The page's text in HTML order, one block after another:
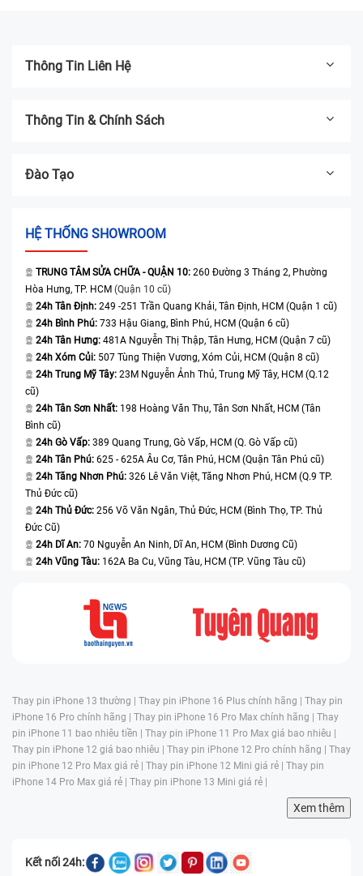
Thông Tin Liên Hệ
Thông Tin & Chính Sách
Đào Tạo
HỆ THỐNG SHOWROOM
TRUNG TÂM SỬA CHỮA - QUẬN 10: 260 Đường 3 Tháng 2, Phường
Hòa Hưng, TP. HCM (Quận 10 cũ)
24h Tân Định: 249 -251 Trần Quang Khải, Tân Định, HCM (Quận 1 cũ)
24h Bình Phú: 733 Hậu Giang, Bình Phú, HCM (Quận 6 cũ)
24h Tân Hưng: 481A Nguyễn Thị Thập, Tân Hưng, HCM (Quận 7 cũ)
24h Xóm Củi: 507 Tùng Thiện Vương, Xóm Củi, HCM (Quận 8 cũ)
24h Trung Mỹ Tây: 23M Nguyễn Ảnh Thủ, Trung Mỹ Tây, HCM (Q.12
cũ)
24h Tân Sơn Nhất: 198 Hoàng Văn Thụ, Tân Sơn Nhất, HCM (Tân
Bình cũ)
24h Gò Vấp: 389 Quang Trung, Gò Vấp, HCM (Q. Gò Vấp cũ)
24h Tân Phú: 625 - 625A Âu Cơ, Tân Phú, HCM (Quận Tân Phú cũ)
24h Tăng Nhơn Phú: 326 Lê Văn Việt, Tăng Nhơn Phú, HCM (Q.9 TP.
Thủ Đức cũ)
24h Thủ Đức: 256 Võ Văn Ngân, Thủ Đức, HCM (Bình Thọ, TP. Thủ
Đức Cũ)
24h Dĩ An: 70 Nguyễn An Ninh, Dĩ An, HCM (Bình Dương Cũ)
24h Vũng Tàu: 162A Ba Cu, Vũng Tàu, HCM (TP. Vũng Tàu cũ)
Thay pin iPhone 13 thường | Thay pin iPhone 16 Plus chính hãng | Thay pin
iPhone 16 Pro chính hãng | Thay pin iPhone 16 Pro Max chính hãng | Thay
pin iPhone 11 bao nhiêu tiền | Thay pin iPhone 11 Pro Max giá bao nhiêu |
Thay pin iPhone 12 giá bao nhiêu | Thay pin iPhone 12 Pro chính hãng | Thay
pin iPhone 12 Pro Max giá rẻ | Thay pin iPhone 12 Mini giá rẻ | Thay pin
iPhone 14 Pro Max giá rẻ | Thay pin iPhone 13 Mini giá rẻ |
Xem thêm
Kết nối 24h: